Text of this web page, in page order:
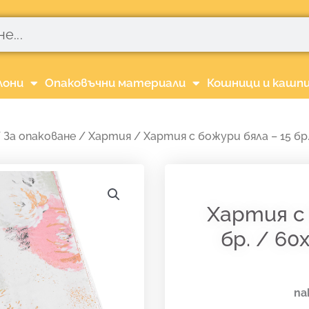
Опаковъчни материали Кошници и
За опаковане / Хартия / Хартия с божури бяла – 15
Хартия с
бр. /